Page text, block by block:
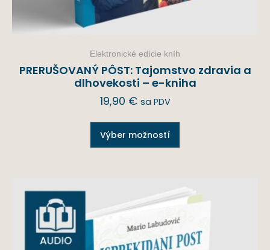
Elektronické edície kníh
PRERUŠOVANÝ PÔST: Tajomstvo zdravia a
dlhovekosti – e-kniha
19,90 € sa PDV
Výber možností